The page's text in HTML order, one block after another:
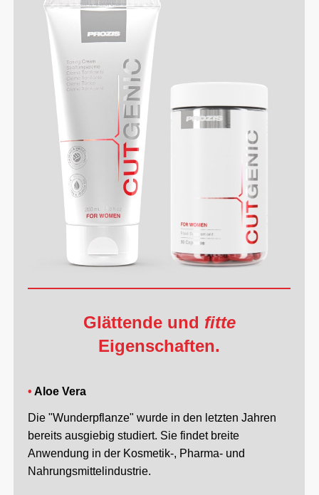
Glättende und fitte
Eigenschaften.
• Aloe Vera
Die "Wunderpflanze" wurde in den letzten Jahren
bereits ausgiebig studiert. Sie findet breite
Anwendung in der Kosmetik-, Pharma- und
Nahrungsmittelindustrie.